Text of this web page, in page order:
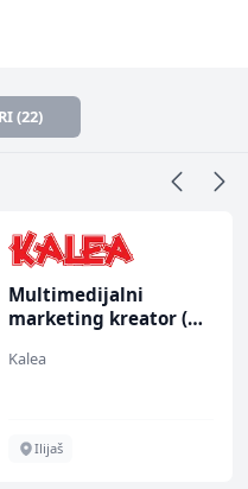
(22)
Multimedijalni
marketing kreator (m/
Kalea
Ilijaš